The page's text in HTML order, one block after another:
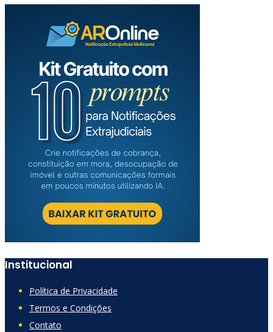
Institucional
Política de Privacidade
Termos e Condições
Contato